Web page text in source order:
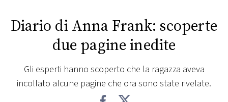
RADIO
PLAYLIST
Diario di Anna Frank: scoperte
due pagine inedite
Gli esperti hanno scoperto che la ragazza aveva
incollato alcune pagine che ora sono state rivelate.